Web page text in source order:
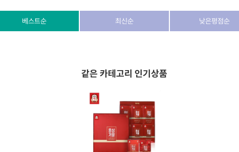
상호/대표자
dongeecom@naver.com
경기도 고양시 덕양구 꽃마을로64, 1235호
베스트순 최신순 낮은평점순
같은 카테고리 인기상품